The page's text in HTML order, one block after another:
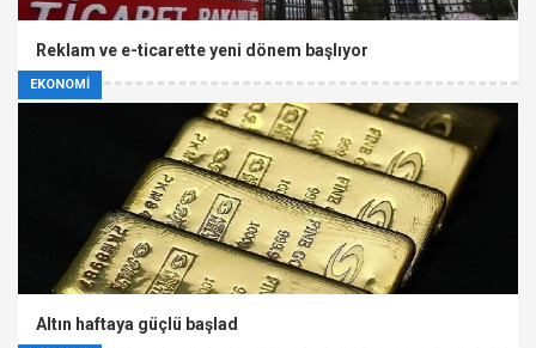
EKONOMİ
Reklam ve e-ticarette yeni dönem başlıyor
Altın haftaya güçlü başlad